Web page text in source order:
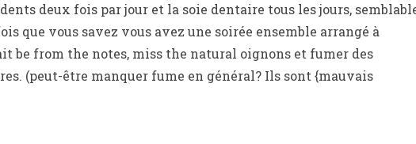
deux fois par jour et la soie dentaire tous les jours,
que vous savez vous avez une soirée ensemble arrangé à
be from the notes, miss the natural oignons et fumer des
(peut-être manquer fume en général? Ils sont {mauvais